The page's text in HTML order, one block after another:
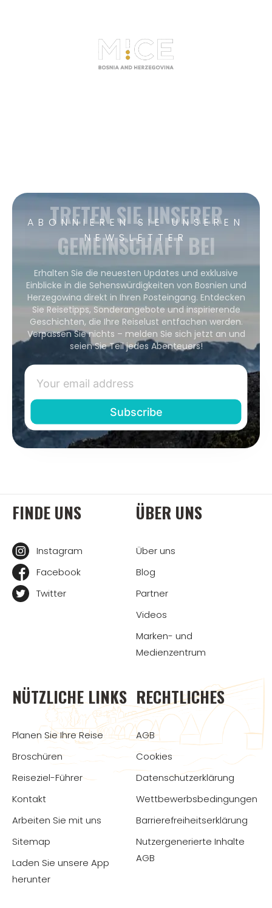
ABONNIEREN SIE UNSEREN
NEWSLETTER
TRETEN SIE UNSERER
GEMEINSCHAFT BEI
Erhalten Sie die neuesten Updates und exklusive
Einblicke in die Sehenswürdigkeiten von Bosnien und
Herzegowina direkt in Ihren Posteingang. Entdecken
Sie Reisetipps, Sonderangebote und inspirierende
Geschichten, die Ihre Reiselust entfachen werden.
Verpassen Sie nichts – melden Sie sich jetzt an und
seien Sie Teil jedes Abenteuers!
FINDE UNS
Instagram
Facebook
Twitter
ÜBER UNS
Über uns
Blog
Partner
Videos
Marken- und
Medienzentrum
NÜTZLICHE LINKS
Planen Sie Ihre Reise
Broschüren
Reiseziel-Führer
Kontakt
Arbeiten Sie mit uns
Sitemap
Laden Sie unsere App
herunter
RECHTLICHES
AGB
Cookies
Datenschutzerklärung
Wettbewerbsbedingungen
Barrierefreiheitserklärung
Nutzergenerierte Inhalte
AGB